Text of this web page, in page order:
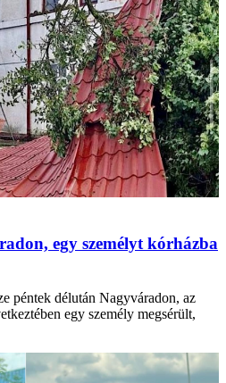
egy személyt kórházba
péntek délután Nagyváradon, az
egy személy megsérült,